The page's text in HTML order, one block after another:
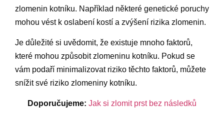
zlomenin kotníku. Například některé genetické poruchy
mohou vést k oslabení kostí a zvýšení rizika zlomenin.
Je důležité si uvědomit, že existuje mnoho faktorů,
které mohou způsobit zlomeninu kotníku. Pokud se
vám podaří minimalizovat riziko těchto faktorů, můžete
snížit své riziko zlomeniny kotníku.
Doporučujeme: Jak si zlomit prst bez následků